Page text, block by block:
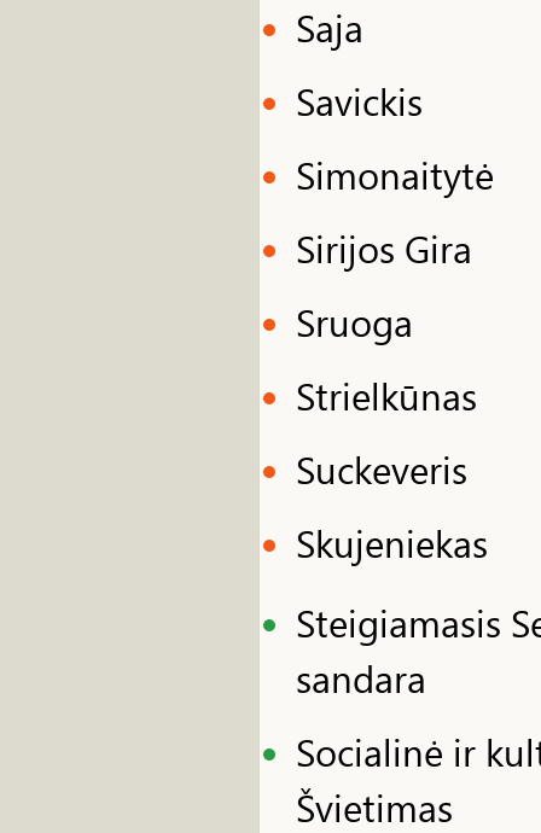
Saja
Savickis
Simonaitytė
Sirijos Gira
Sruoga
Strielkūnas
Suckeveris
Skujeniekas
Steigiamasis
sandara
Socialinė ir
Švietimas